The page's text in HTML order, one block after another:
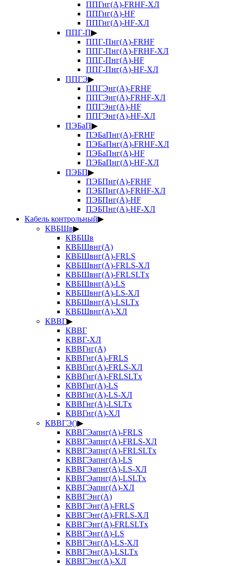
ППГнг(А)-FRHF-ХЛ
ППГнг(А)-HF
ППГнг(А)-HF-ХЛ
ППГ-П▶
ППГ-Пнг(А)-FRHF
ППГ-Пнг(А)-FRHF-ХЛ
ППГ-Пнг(А)-HF
ППГ-Пнг(А)-HF-ХЛ
ППГЭ▶
ППГЭнг(А)-FRHF
ППГЭнг(А)-FRHF-ХЛ
ППГЭнг(А)-HF
ППГЭнг(А)-HF-ХЛ
ПЭБаП▶
ПЭБаПнг(А)-FRHF
ПЭБаПнг(А)-FRHF-ХЛ
ПЭБаПнг(А)-HF
ПЭБаПнг(А)-HF-ХЛ
ПЭБП▶
ПЭБПнг(А)-FRHF
ПЭБПнг(А)-FRHF-ХЛ
ПЭБПнг(А)-HF
ПЭБПнг(А)-HF-ХЛ
Кабель контрольный▶
КВБШв▶
КВБШв
КВБШвнг(А)
КВБШвнг(А)-FRLS
КВБШвнг(А)-FRLS-ХЛ
КВБШвнг(А)-FRLSLTx
КВБШвнг(А)-LS
КВБШвнг(А)-LS-ХЛ
КВБШвнг(А)-LSLTx
КВБШвнг(А)-ХЛ
КВВГ▶
КВВГ
КВВГ-ХЛ
КВВГнг(А)
КВВГнг(А)-FRLS
КВВГнг(А)-FRLS-ХЛ
КВВГнг(А)-FRLSLTx
КВВГнг(А)-LS
КВВГнг(А)-LS-ХЛ
КВВГнг(А)-LSLTx
КВВГнг(А)-ХЛ
КВВГЭ()▶
КВВГЭапнг(А)-FRLS
КВВГЭапнг(А)-FRLS-ХЛ
КВВГЭапнг(А)-FRLSLTx
КВВГЭапнг(А)-LS
КВВГЭапнг(А)-LS-ХЛ
КВВГЭапнг(А)-LSLTx
КВВГЭапнг(А)-ХЛ
КВВГЭнг(А)
КВВГЭнг(А)-FRLS
КВВГЭнг(А)-FRLS-ХЛ
КВВГЭнг(А)-FRLSLTx
КВВГЭнг(А)-LS
КВВГЭнг(А)-LS-ХЛ
КВВГЭнг(А)-LSLTx
КВВГЭнг(А)-ХЛ